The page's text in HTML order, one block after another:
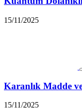
15/11/2025
Karanlık Madde
15/11/2025